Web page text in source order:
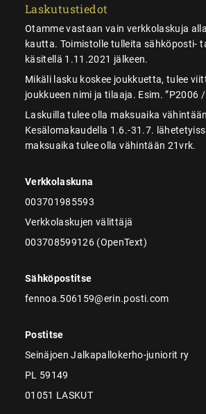
Laskutustiedot
Otamme vastaan vain verkkolaskuja
kautta. Toimistolle tulleita sähköposti-
käsitellä 1.11.2021 jälkeen.
Mikäli lasku koskee joukkuetta, tulee
joukkueen nimi ja tilaaja. Esim. ”P2006
Laskuilla tulee olla maksuaika
Kesälomakaudella 1.6.-31.7.
maksuaika tulee olla vähintään 21vrk.
Verkkolaskuna
003701985593
Verkkolaskujen välittäjä
003708599126 (OpenText)
Sähköpostitse
fennoa.506159@erin.posti.com
Postitse
Seinäjoen Jalkapallokerho-juniorit ry
PL 59149
01051 LASKUT